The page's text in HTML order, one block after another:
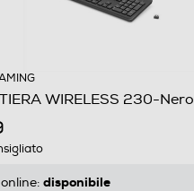
WIRELESS 230-Nero
disponibile